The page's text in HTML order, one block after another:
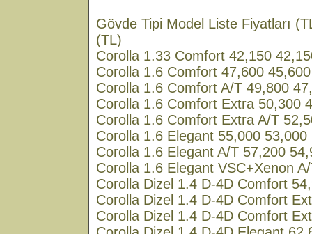
Gövde Tipi Model Liste Fiyatları
(TL)
Corolla 1.33 Comfort 42,150
Corolla 1.6 Comfort 47,600 45,600
Corolla 1.6 Comfort A/T 49,800
Corolla 1.6 Comfort Extra 50,300
Corolla 1.6 Comfort Extra A/T
Corolla 1.6 Elegant 55,000 53,000
Corolla 1.6 Elegant A/T 57,200
Corolla 1.6 Elegant VSC+Xenon
Corolla Dizel 1.4 D-4D Comfort
Corolla Dizel 1.4 D-4D Comfort
Corolla Dizel 1.4 D-4D Comfort